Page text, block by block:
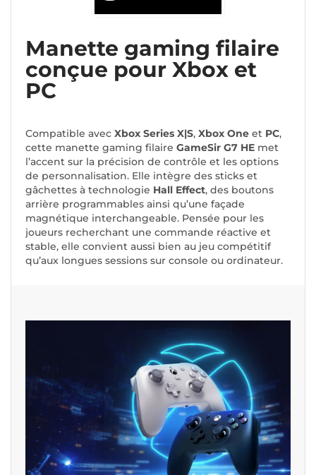
Manette gaming filaire
conçue pour Xbox et
PC
Compatible avec Xbox Series X|S, Xbox One et PC,
cette manette gaming filaire GameSir G7 HE met
l’accent sur la précision de contrôle et les options
de personnalisation. Elle intègre des sticks et
gâchettes à technologie Hall Effect, des boutons
arrière programmables ainsi qu’une façade
magnétique interchangeable. Pensée pour les
joueurs recherchant une commande réactive et
stable, elle convient aussi bien au jeu compétitif
qu’aux longues sessions sur console ou ordinateur.